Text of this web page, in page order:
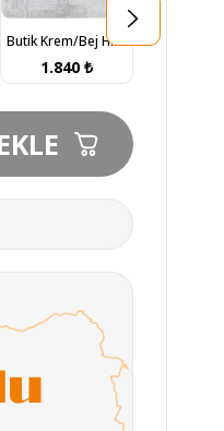
Butik Krem/Bej Halı 120x180 (BT384)
1.840 ₺